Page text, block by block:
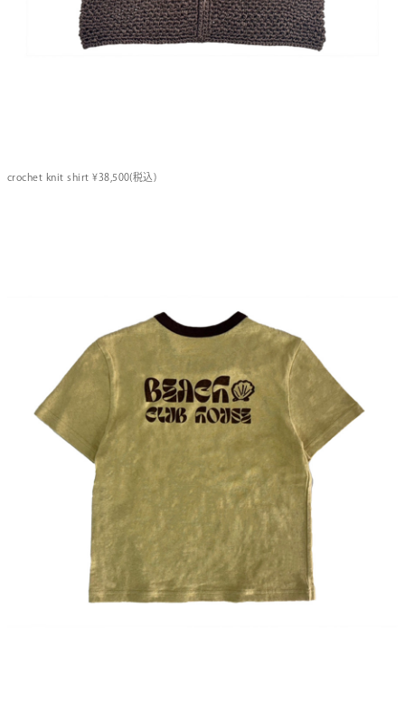
crochet knit shirt ¥38,500(税込)